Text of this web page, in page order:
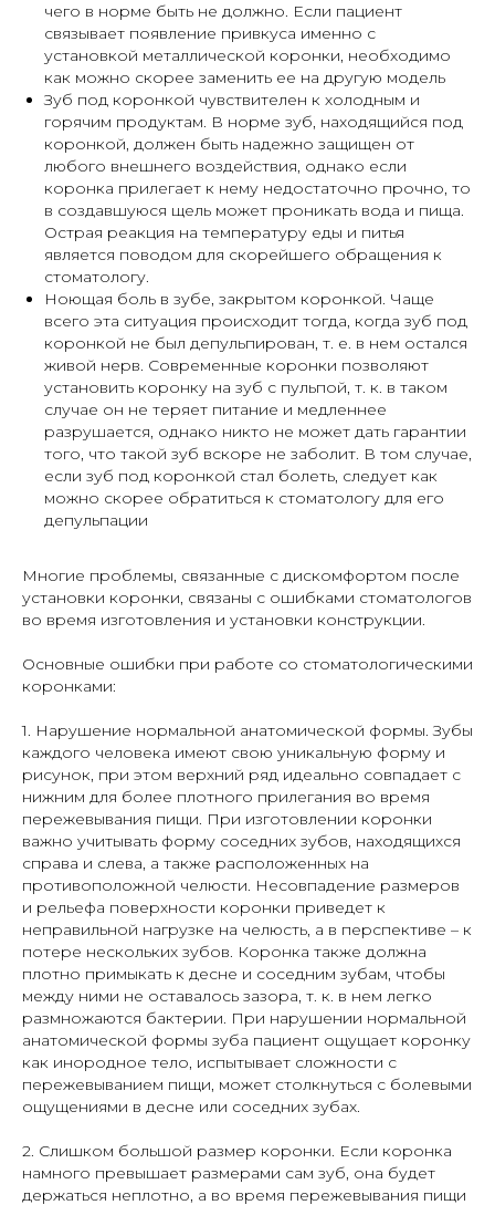
чего в норме быть не должно. Если пациент
связывает появление привкуса именно с
установкой металлической коронки, необходимо
как можно скорее заменить ее на другую модель
Зуб под коронкой чувствителен к холодным и
горячим продуктам. В норме зуб, находящийся под
коронкой, должен быть надежно защищен от
любого внешнего воздействия, однако если
коронка прилегает к нему недостаточно прочно, то
в создавшуюся щель может проникать вода и пища.
Острая реакция на температуру еды и питья
является поводом для скорейшего обращения к
стоматологу.
Ноющая боль в зубе, закрытом коронкой. Чаще
всего эта ситуация происходит тогда, когда зуб под
коронкой не был депульпирован, т. е. в нем остался
живой нерв. Современные коронки позволяют
установить коронку на зуб с пульпой, т. к. в таком
случае он не теряет питание и медленнее
разрушается, однако никто не может дать гарантии
того, что такой зуб вскоре не заболит. В том случае,
если зуб под коронкой стал болеть, следует как
можно скорее обратиться к стоматологу для его
депульпации
Многие проблемы, связанные с дискомфортом после
установки коронки, связаны с ошибками стоматологов
во время изготовления и установки конструкции.
Основные ошибки при работе со стоматологическими
коронками:
1. Нарушение нормальной анатомической формы. Зубы
каждого человека имеют свою уникальную форму и
рисунок, при этом верхний ряд идеально совпадает с
нижним для более плотного прилегания во время
пережевывания пищи. При изготовлении коронки
важно учитывать форму соседних зубов, находящихся
справа и слева, а также расположенных на
противоположной челюсти. Несовпадение размеров
и рельефа поверхности коронки приведет к
неправильной нагрузке на челюсть, а в перспективе – к
потере нескольких зубов. Коронка также должна
плотно примыкать к десне и соседним зубам, чтобы
между ними не оставалось зазора, т. к. в нем легко
размножаются бактерии. При нарушении нормальной
анатомической формы зуба пациент ощущает коронку
как инородное тело, испытывает сложности с
пережевыванием пищи, может столкнуться с болевыми
ощущениями в десне или соседних зубах.
2. Слишком большой размер коронки. Если коронка
намного превышает размерами сам зуб, она будет
держаться неплотно, а во время пережевывания пищи